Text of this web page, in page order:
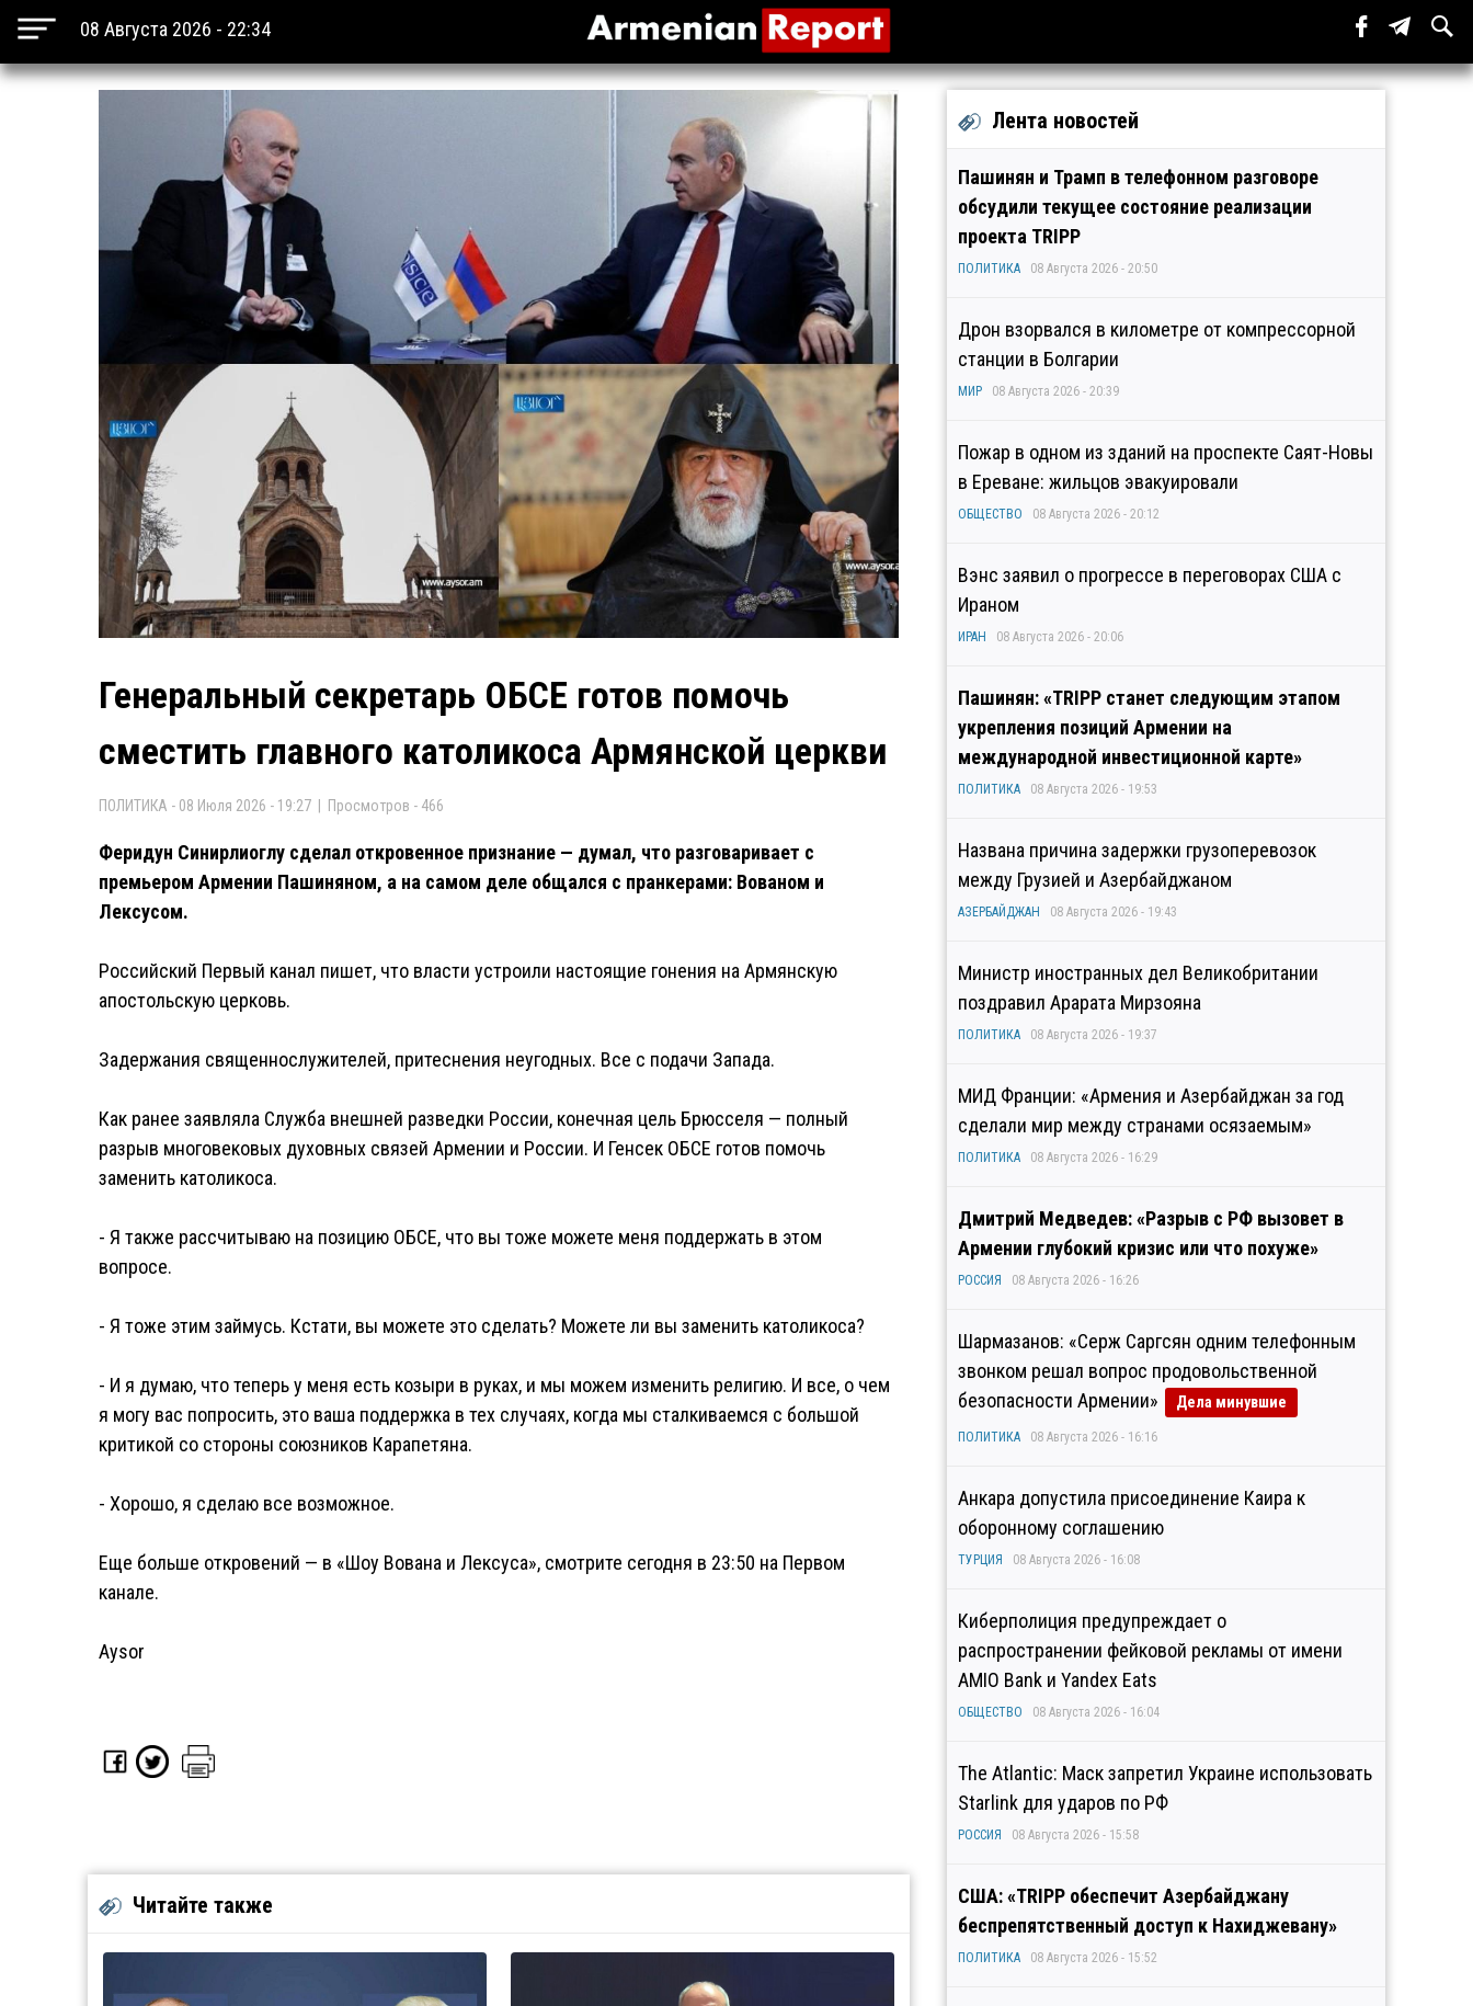
08 Августа 2026 - 22:34
Генеральный секретарь ОБСЕ готов помочь
сместить главного католикоса Армянской церкви
ПОЛИТИКА - 08 Июля 2026 - 19:27 | Просмотров - 466
Феридун Синирлиоглу сделал откровенное признание — думал, что разговаривает с
премьером Армении Пашиняном, а на самом деле общался с пранкерами: Вованом и
Лексусом.
Российский Первый канал пишет, что власти устроили настоящие гонения на Армянскую
апостольскую церковь.
Задержания священнослужителей, притеснения неугодных. Все с подачи Запада.
Как ранее заявляла Служба внешней разведки России, конечная цель Брюсселя — полный
разрыв многовековых духовных связей Армении и России. И Генсек ОБСЕ готов помочь
заменить католикоса.
- Я также рассчитываю на позицию ОБСЕ, что вы тоже можете меня поддержать в этом
вопросе.
- Я тоже этим займусь. Кстати, вы можете это сделать? Можете ли вы заменить католикоса?
- И я думаю, что теперь у меня есть козыри в руках, и мы можем изменить религию. И все, о чем
я могу вас попросить, это ваша поддержка в тех случаях, когда мы сталкиваемся с большой
критикой со стороны союзников Карапетяна.
- Хорошо, я сделаю все возможное.
Еще больше откровений — в «Шоу Вована и Лексуса», смотрите сегодня в 23:50 на Первом
канале.
Aysor
Читайте также
Лента новостей
Пашинян и Трамп в телефонном разговоре
обсудили текущее состояние реализации
проекта TRIPP
ПОЛИТИКА 08 Августа 2026 - 20:50
Дрон взорвался в километре от компрессорной
станции в Болгарии
МИР 08 Августа 2026 - 20:39
Пожар в одном из зданий на проспекте Саят-Новы
в Ереване: жильцов эвакуировали
ОБЩЕСТВО 08 Августа 2026 - 20:12
Вэнс заявил о прогрессе в переговорах США с
Ираном
ИРАН 08 Августа 2026 - 20:06
Пашинян: «TRIPP станет следующим этапом
укрепления позиций Армении на
международной инвестиционной карте»
ПОЛИТИКА 08 Августа 2026 - 19:53
Названа причина задержки грузоперевозок
между Грузией и Азербайджаном
АЗЕРБАЙДЖАН 08 Августа 2026 - 19:43
Министр иностранных дел Великобритании
поздравил Арарата Мирзояна
ПОЛИТИКА 08 Августа 2026 - 19:37
МИД Франции: «Армения и Азербайджан за год
сделали мир между странами осязаемым»
ПОЛИТИКА 08 Августа 2026 - 16:29
Дмитрий Медведев: «Разрыв с РФ вызовет в
Армении глубокий кризис или что похуже»
РОССИЯ 08 Августа 2026 - 16:26
Шармазанов: «Серж Саргсян одним телефонным
звонком решал вопрос продовольственной
безопасности Армении»
Дела минувшие
ПОЛИТИКА 08 Августа 2026 - 16:16
Анкара допустила присоединение Каира к
оборонному соглашению
ТУРЦИЯ 08 Августа 2026 - 16:08
Киберполиция предупреждает о
распространении фейковой рекламы от имени
AMIO Bank и Yandex Eats
ОБЩЕСТВО 08 Августа 2026 - 16:04
The Atlantic: Маск запретил Украине использовать
Starlink для ударов по РФ
РОССИЯ 08 Августа 2026 - 15:58
США: «TRIPP обеспечит Азербайджану
беспрепятственный доступ к Нахиджевану»
ПОЛИТИКА 08 Августа 2026 - 15:52